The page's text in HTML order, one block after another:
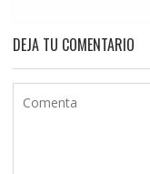
DEJA TU COMENTARIO